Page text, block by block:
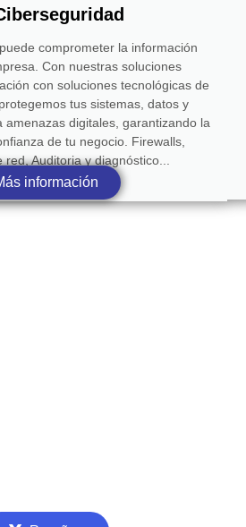
comprometer la información
Con nuestras soluciones
con soluciones tecnológicas de
tus sistemas, datos y
amenazas digitales, garantizando la
de tu negocio. Firewalls,
red, Auditoria y diagnóstico...
información